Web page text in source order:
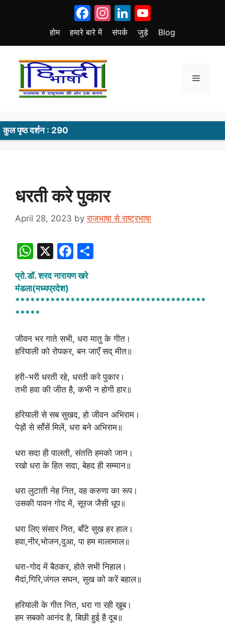
Facebook
Instagram
LinkedIn
होम हमारे बारे में संपर्क जुड़े Blog
Menu
कुल पृष्ठ दर्शन : 290
धरती करे पुकार
April 28, 2023 byराजभाषा से राष्ट्रभाषा
W
h
at
s
A
p
p
X
F
c
e
o
o
e
प्रो.डॉ. शरद नारायण खरे
मंडला(मध्यप्रदेश)
**************************************
*****
जीवन भर गाते सभी, धरा मातु के गीत।
हरियाली को रोपकर, बन जाएँ सद् मीत॥
हरी-भरी धरती रहे, धरती करे पुकार।
तभी हवा की जीत है, कभी न होगी हार॥
हरियाली से सब सुखद, हो जीवन अभिराम।
पेड़ों से साँसें मिलें, धरा बने अभिराम॥
धरा सदा ही पालती, संतति हमको जान।
रखो धरा के हित सदा, बेहद ही सम्मान॥
धरा लुटाती नेह नित, वह करुणा का रूप।
उसकी पावन गोद में, सूरज जैसी धूप॥
धरा लिए संसार नित, बाँटे सुख हर हाल।
हवा,नीर,भोजन,दुआ, पा हम मालामाल॥
धरा-गोद में बैठकर, होते सभी निहाल।
मैदां,गिरि,जंगल सघन, सुख को करें बहाल॥
हरियाली के गीत नित, धरा गा रही ख़ूब।
हम सबको आनंद है, बिछी हुई है दूब॥